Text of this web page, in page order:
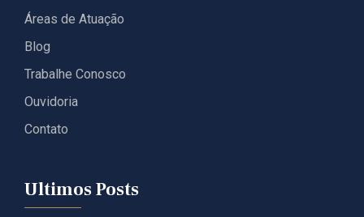
Áreas de Atuação
Blog
Trabalhe Conosco
Ouvidoria
Contato
Ultimos Posts